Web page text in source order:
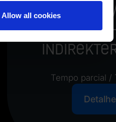
Allow all cookies
(m/
Tempo parcial /